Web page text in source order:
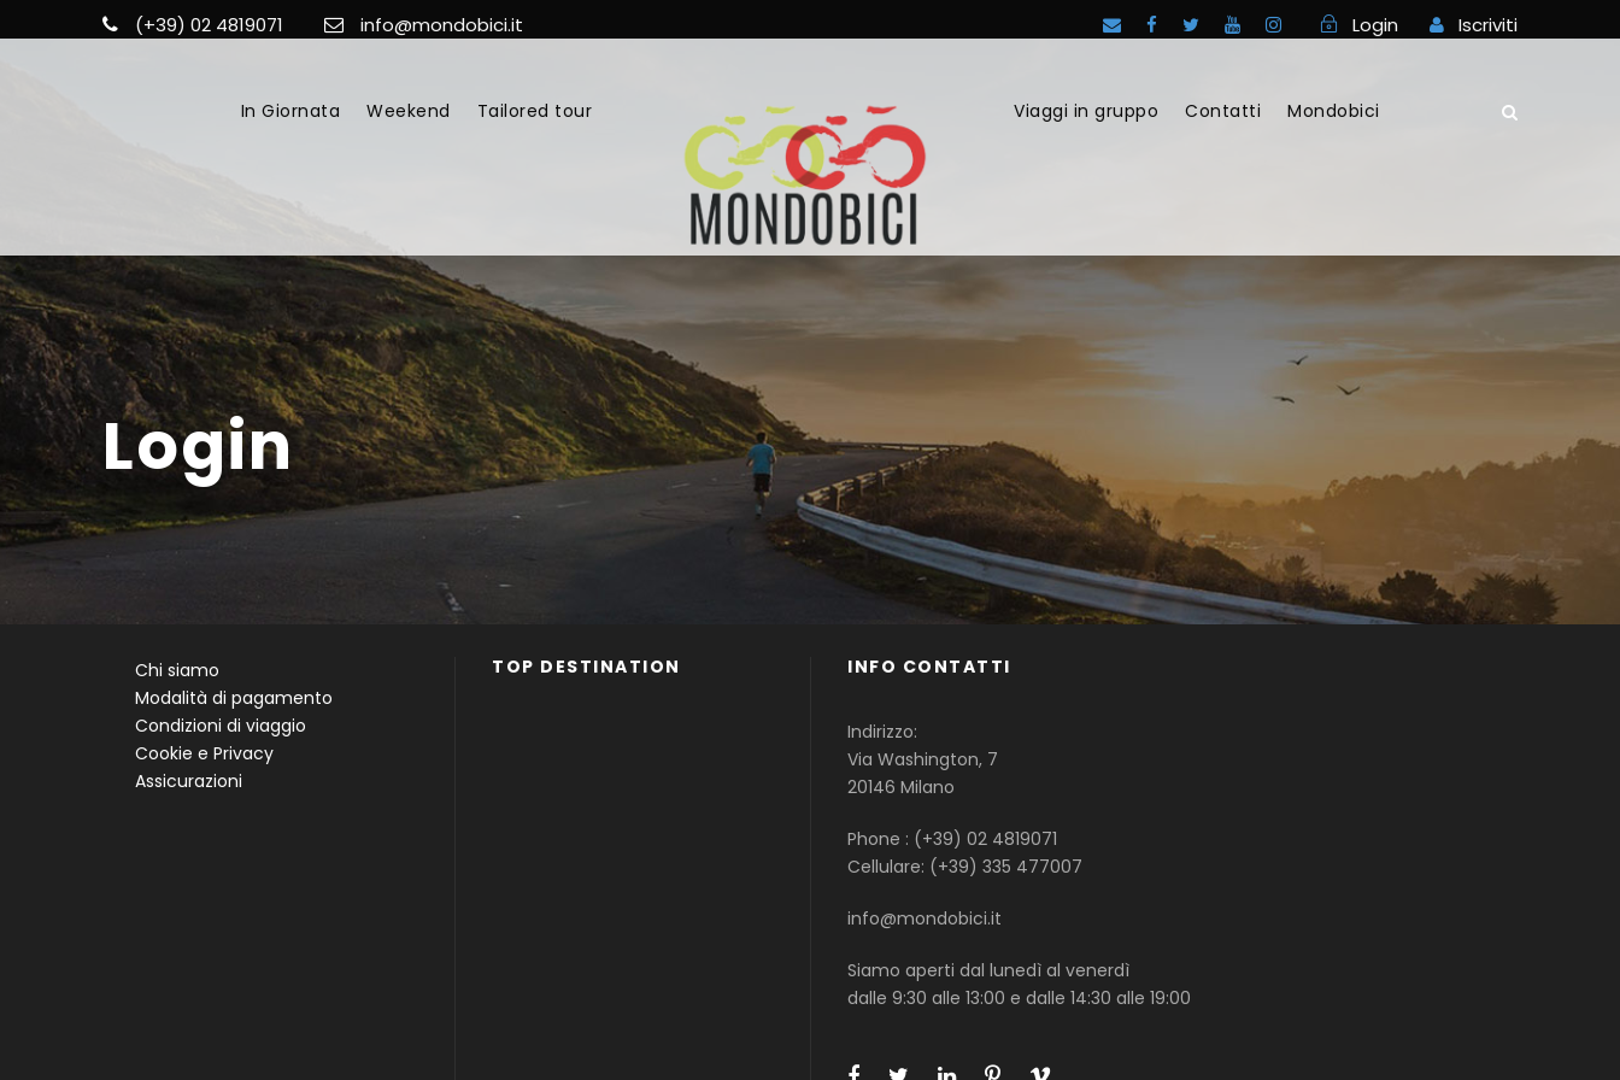
(+39) 02 4819071 info@mondobici.it Login Iscriviti
In Giornata Weekend Tailored tour Viaggi in gruppo Contatti Mondobici
Login
Chi siamo
Modalità di pagamento
Condizioni di viaggio
Cookie e Privacy
Assicurazioni
TOP DESTINATION INFO CONTATTI
Indirizzo:
Via Washington, 7
20146 Milano
Phone : (+39) 02 4819071
Cellulare: (+39) 335 477007
info@mondobici.it
Siamo aperti dal lunedì al venerdì
dalle 9:30 alle 13:00 e dalle 14:30 alle 19:00